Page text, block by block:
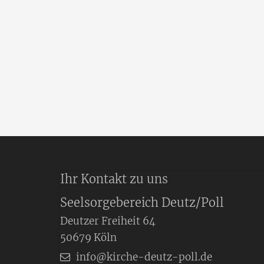
Ihr Kontakt zu uns
Seelsorgebereich Deutz/Poll
Deutzer Freiheit 64
50679 Köln
info@kirche-deutz-poll.de